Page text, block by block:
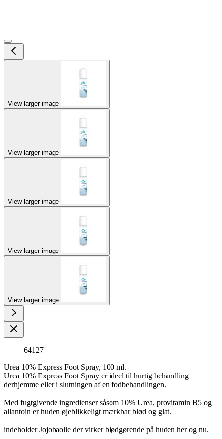
View larger image
View larger image
View larger image
View larger image
View larger image
64127
Urea 10% Express Foot Spray, 100 ml.
Urea 10% Express Foot Spray er ideel til hurtig behandling
derhjemme eller i slutningen af en fodbehandlingen.
Med fugtgivende ingredienser såsom 10% Urea, provitamin B5 og
allantoin er huden øjeblikkeligt mærkbar blød og glat.
indeholder Jojobaolie der virker blødgørende på huden her og nu.